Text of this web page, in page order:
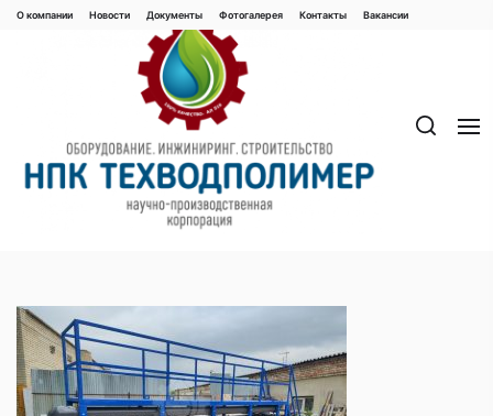
Перейти
О компании Новости Документы Фотогалерея Контaкты Вакaнсии